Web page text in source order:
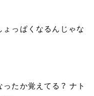
ょっぱくなるんじゃな
たか覚えてる？ ナト